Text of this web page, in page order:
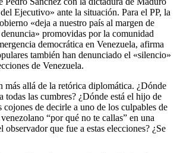
Ejecutivo» ante la situación. Para el PP, la
«deja a nuestro país al margen de
promovidas por la comunidad
democrática en Venezuela, afirma
también han denunciado el «silencio»
de Venezuela.
más allá de la retórica diplomática. ¿Dónde
todas las cumbres? ¿Dónde está el hijo de
de decirle a uno de los culpables de
“por qué no te callas” en una
observador que fue a estas elecciones? ¿Se